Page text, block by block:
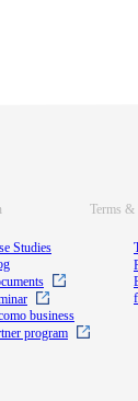
Studies
business
program
Terms